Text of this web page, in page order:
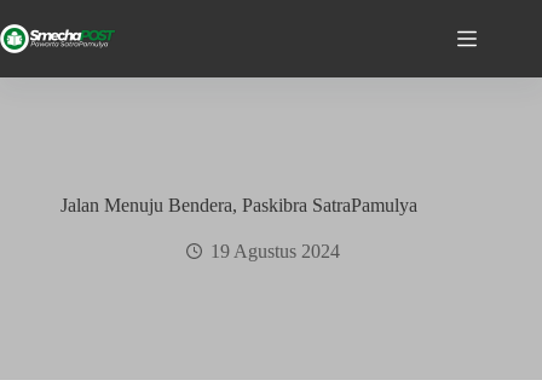
Jalan Menuju Bendera, Paskibra SatraPamulya
19 Agustus 2024